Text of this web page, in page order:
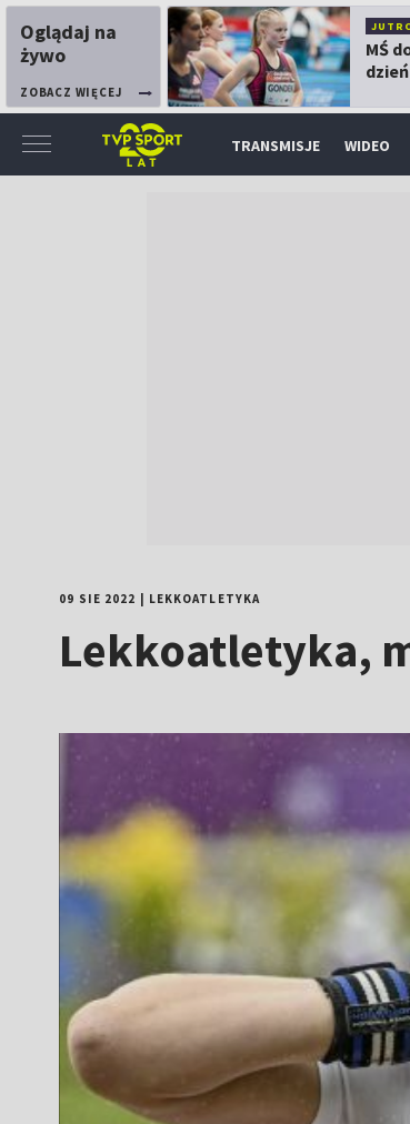
Oglądaj na
żywo
ZOBACZ WIĘCEJ
MŚ
TRANSMISJE WIDEO
09 SIE 2022 LEKKOATLETYKA
Lekkoatletyka,